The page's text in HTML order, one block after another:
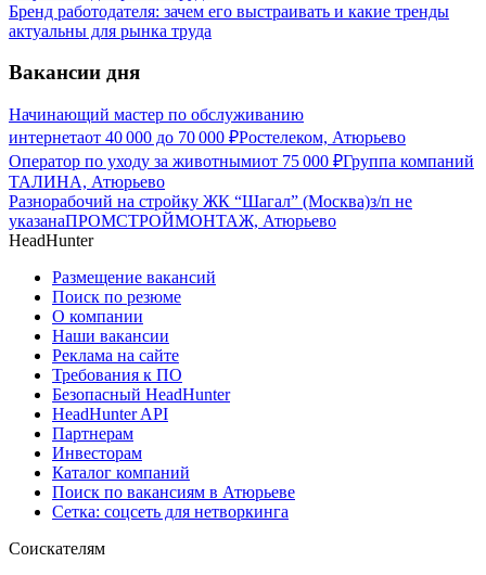
Бренд работодателя: зачем его выстраивать и какие тренды
актуальны для рынка труда
Вакансии дня
Начинающий мастер по обслуживанию
интернетаот 40 000 до 70 000 ₽Ростелеком, Атюрьево
Оператор по уходу за животнымиот 75 000 ₽Группа компаний
ТАЛИНА, Атюрьево
Разнорабочий на стройку ЖК “Шагал” (Москва)з/п не
указанаПРОМСТРОЙМОНТАЖ, Атюрьево
HeadHunter
Размещение вакансий
Поиск по резюме
О компании
Наши вакансии
Реклама на сайте
Требования к ПО
Безопасный HeadHunter
HeadHunter API
Партнерам
Инвесторам
Каталог компаний
Поиск по вакансиям в Атюрьеве
Сетка: соцсеть для нетворкинга
Соискателям